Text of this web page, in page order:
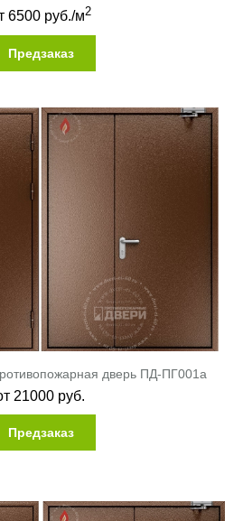
6500руб./м2
Предзаказ
дверь ПД-ПГ001a
21000 руб.
Предзаказ